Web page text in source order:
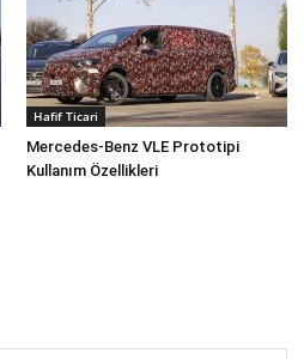
Hafif Ticari
Mercedes-Benz VLE Prototipi
Kullanım Özellikleri